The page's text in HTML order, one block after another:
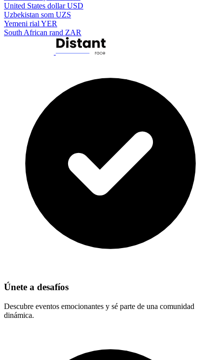
United States dollar USD
Uzbekistan som UZS
Yemeni rial YER
South African rand ZAR
Únete a desafíos
Descubre eventos emocionantes y sé parte de una comunidad
dinámica.